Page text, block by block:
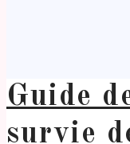
Guide
survie